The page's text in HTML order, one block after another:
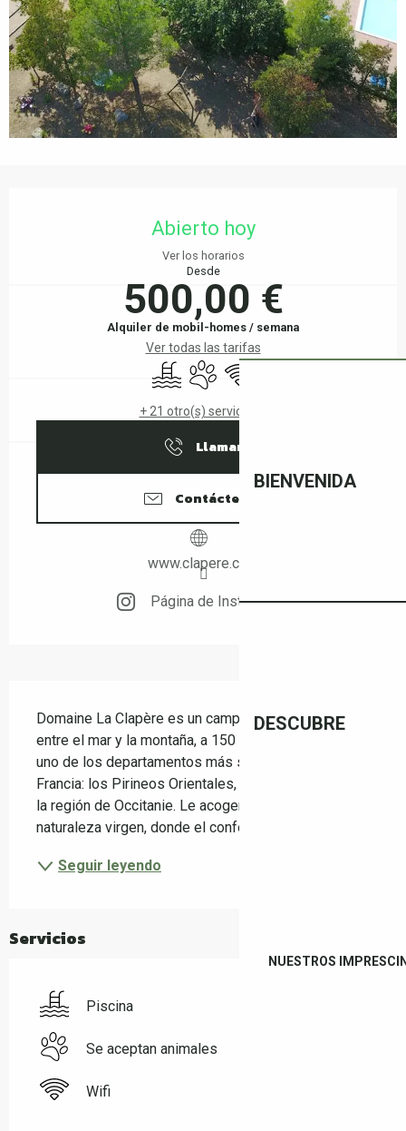
BIENVENIDA
DESCUBRE
NUESTROS
Abierto hoy
Ver los horarios
Desde
500,00 €
Alquiler de mobil-homes / semana
Ver todas las tarifas
PiscinaSe aceptan animales
Wifi
+ 21 otro(s) servicio(s)
Llamar
Contáctenos
www.clapere.com
Página de Instagram
Domaine La Clapère es un camping naturista situado
entre el mar y la montaña, a 150 metros de altitud, en
uno de los departamentos más soleados del sur de
Francia: los Pirineos Orientales, que forman parte de
la región de Occitanie. Le acogerán 50 hectáreas de
naturaleza virgen, donde el confort ha...
Seguir leyendo
Servicios
Piscina
Se aceptan animales
Wifi